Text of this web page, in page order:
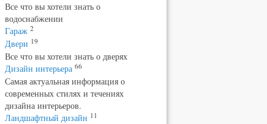
Все что вы хотели знать о
водоснабжении
Гараж 2
Двери 19
Все что вы хотели знать о дверях
Дизайн интерьера 66
Самая актуальная информация о
современных стилях и течениях
дизайна интерьеров.
Ландшафтный дизайн 11